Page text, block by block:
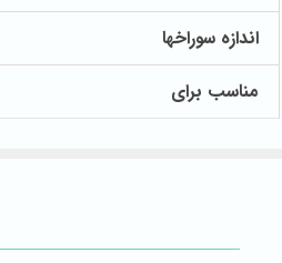
اندازه سوراخها
مناسب برای